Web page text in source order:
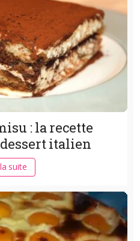
: la recette
italien
suite